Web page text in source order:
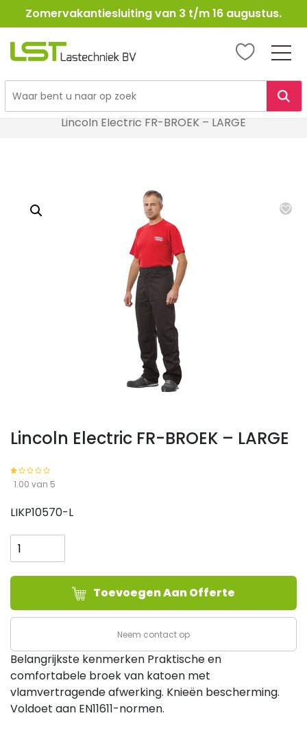
Ga
naar
Zomervakantiesluiting van 3 t/m 16 augustus.
LST
Lasbescherming
Lincoln Electric FR-BROEK – LARGE
Lincoln Electric FR-BROEK – LARGE
1.00 van 5
LIKP10570-L
Electric
FR-
BROEK
LARGE
Toevoegen Aan Offerte
Neem contact op
Belangrijkste kenmerken Praktische en
comfortabele broek van katoen met
vlamvertragende afwerking. Knieën bescherming.
Voldoet aan EN11611-normen.